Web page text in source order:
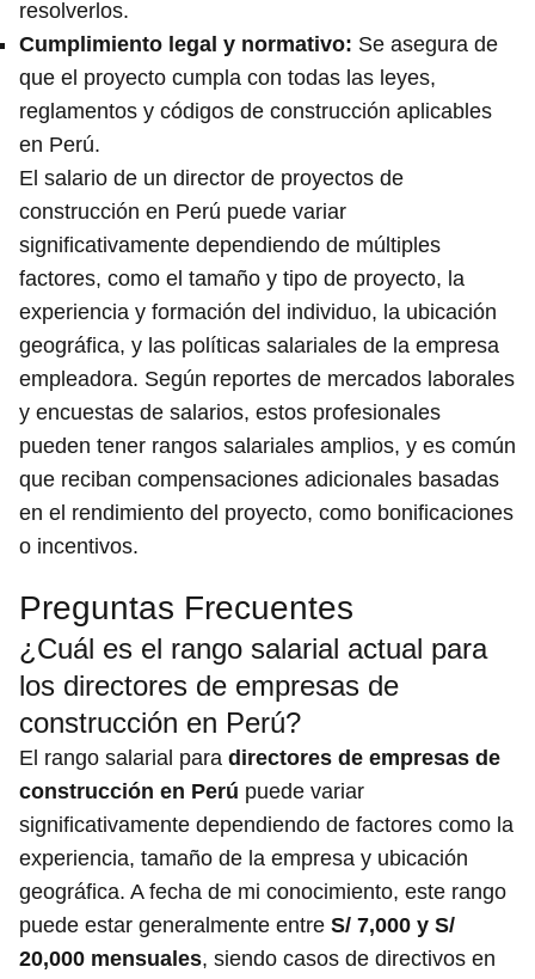
resolverlos.
Cumplimiento legal y normativo: Se asegura de
que el proyecto cumpla con todas las leyes,
reglamentos y códigos de construcción aplicables
en Perú.
El salario de un director de proyectos de
construcción en Perú puede variar
significativamente dependiendo de múltiples
factores, como el tamaño y tipo de proyecto, la
experiencia y formación del individuo, la ubicación
geográfica, y las políticas salariales de la empresa
empleadora. Según reportes de mercados laborales
y encuestas de salarios, estos profesionales
pueden tener rangos salariales amplios, y es común
que reciban compensaciones adicionales basadas
en el rendimiento del proyecto, como bonificaciones
o incentivos.
Preguntas Frecuentes
¿Cuál es el rango salarial actual para
los directores de empresas de
construcción en Perú?
El rango salarial para directores de empresas de
construcción en Perú puede variar
significativamente dependiendo de factores como la
experiencia, tamaño de la empresa y ubicación
geográfica. A fecha de mi conocimiento, este rango
puede estar generalmente entre S/ 7,000 y S/
20,000 mensuales, siendo casos de directivos en